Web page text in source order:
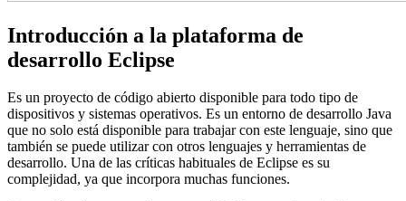
Introducción a la plataforma de
desarrollo Eclipse
Es un proyecto de código abierto disponible para todo tipo de
dispositivos y sistemas operativos. Es un entorno de desarrollo Java
que no solo está disponible para trabajar con este lenguaje, sino que
también se puede utilizar con otros lenguajes y herramientas de
desarrollo. Una de las críticas habituales de Eclipse es su
complejidad, ya que incorpora muchas funciones.